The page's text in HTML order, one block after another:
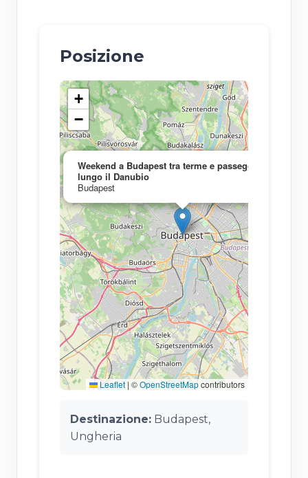
Posizione
Weekend a Budapest tra terme e passeggiate
lungo il Danubio
Budapest
+
−
Leaflet | ©OpenStreetMapcontributors
Destinazione: Budapest,
Ungheria